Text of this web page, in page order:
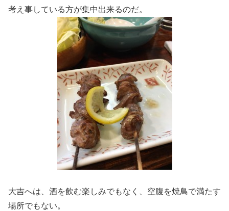
考え事している方が集中出来るのだ。
大吉へは、酒を飲む楽しみでもなく、空腹を焼鳥で満たす
場所でもない。